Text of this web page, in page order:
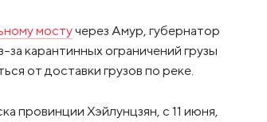
мостучерез Амур, губернатор
карантинных ограничений грузы
от доставки грузов по реке.
провинции Хэйлунцзян, с 11 июня,